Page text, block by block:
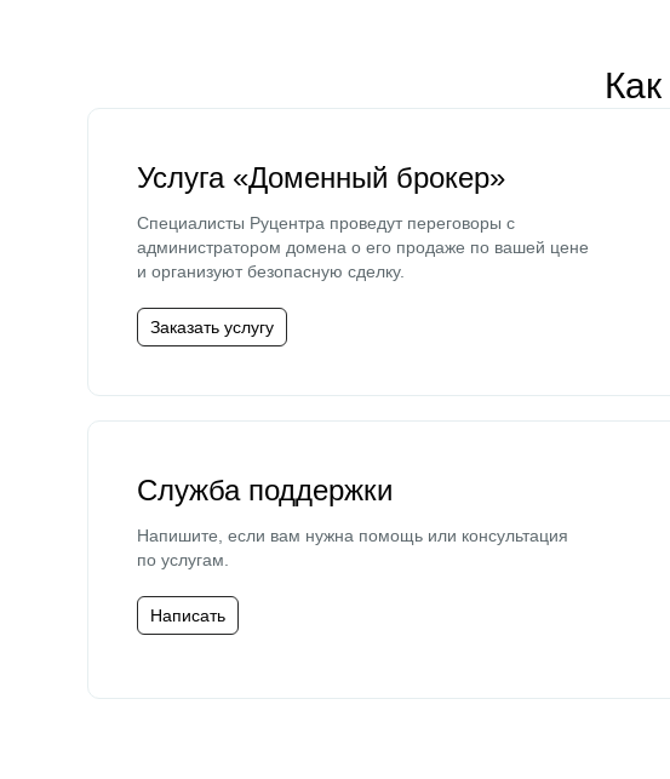
Услуга «Доменный брокер»
Специалисты Руцентра проведут переговоры с
администратором домена о его продаже по вашей цене
и организуют безопасную сделку.
Заказать услугу
Служба поддержки
Напишите, если вам нужна помощь или консультация
по услугам.
Написать